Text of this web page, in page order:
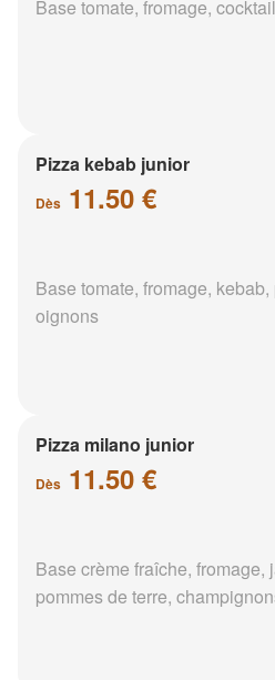
Base tomate, fromage,
Pizza kebab junior
Dès 11.50 €
Base tomate, fromage,
oignons
Pizza milano junior
Dès 11.50 €
Base crème fraîche, fromage,
pommes de terre,